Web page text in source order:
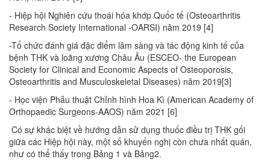
- Hiệp hội Nghiên cứu thoái hóa khớp Quốc tế (Osteoarthritis
Research Society International -OARSI) năm 2019 [4]
-Tổ chức đánh giá đặc điểm lâm sàng và tác động kinh tế của
bệnh THK và loãng xương Châu Âu (ESCEO- the European
Society for Clinical and Economic Aspects of Osteoporosis,
Osteoarthritis and Musculoskeletal Diseases) năm 2019[3]
- Học viện Phẫu thuật Chỉnh hình Hoa Kì (American Academy of
Orthopaedic Surgeons-AAOS) năm 2021 [6]
Có sự khác biệt về hướng dẫn sử dụng thuốc điều trị THK gối
giữa các Hiệp hội này, một số khuyến nghị còn chưa nhất quán,
như có thể thấy trong Bảng 1 và Bảng2.